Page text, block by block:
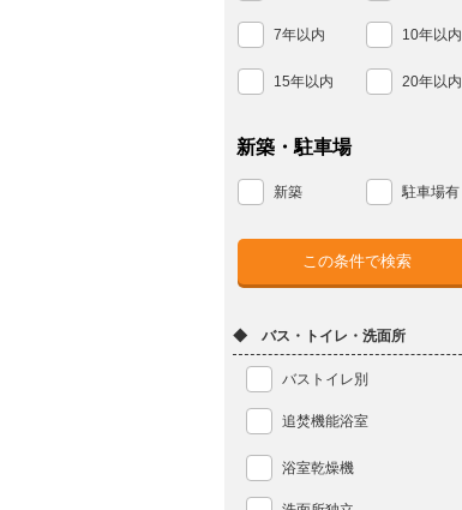
7年以内 10年以内
15年以内 20年以内
新築・駐車場
新築 駐車場有
◆ バス・トイレ・洗面所
バストイレ別
追焚機能浴室
浴室乾燥機